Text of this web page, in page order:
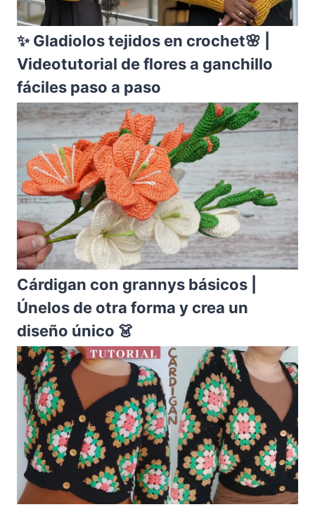
✨ Gladiolos tejidos en crochet🌸 |
Videotutorial de flores a ganchillo
fáciles paso a paso
Cárdigan con grannys básicos |
Únelos de otra forma y crea un
diseño único 👗